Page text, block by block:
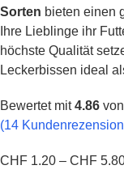
Sorten bieten einen
Ihre Lieblinge ihr
höchste Qualität
Leckerbissen ideal
Bewertet mit4.86
(14
CHF 1.20 – CHF